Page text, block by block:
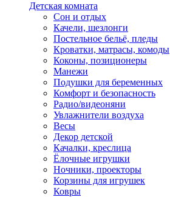
Детская комната
Сон и отдых
Качели, шезлонги
Постельное бельё, пледы
Кроватки, матрасы, комоды
Коконы, позиционеры
Манежи
Подушки для беременных
Комфорт и безопасность
Радио/видеоняни
Увлажнители воздуха
Весы
Декор детской
Качалки, креслица
Ёлочные игрушки
Ночники, проекторы
Корзины для игрушек
Ковры